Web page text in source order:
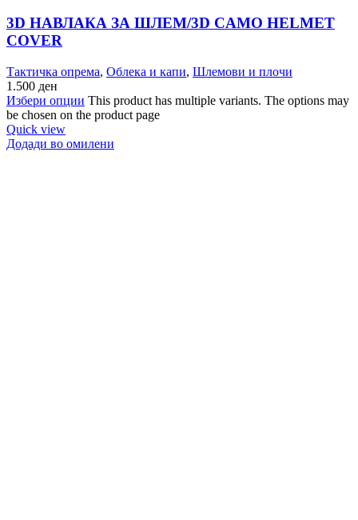
3D НАВЛАКА ЗА ШЛЕМ/3D CAMO HELMET
COVER
Тактичка опрема, Облека и капи, Шлемови и плочи
1.500 ден
Избери опции This product has multiple variants. The options may
be chosen on the product page
Quick view
Додади во омилени